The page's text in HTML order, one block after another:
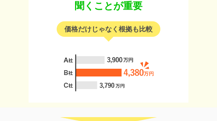
聞くことが重要
価格だけじゃなく根拠も比較